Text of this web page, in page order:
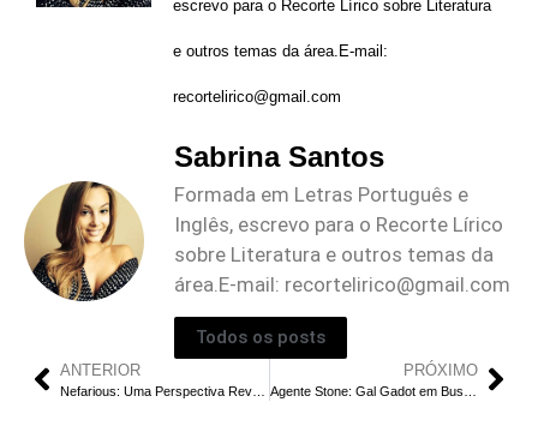
escrevo para o Recorte Lírico sobre Literatura
e outros temas da área.E-mail:
recortelirico@gmail.com
Sabrina Santos
Formada em Letras Português e
Inglês, escrevo para o Recorte Lírico
sobre Literatura e outros temas da
área.E-mail: recortelirico@gmail.com
Todos os posts
ANTERIOR PRÓXIMO